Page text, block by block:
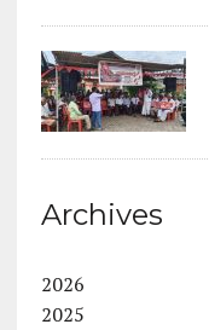
Archives
2026
2025